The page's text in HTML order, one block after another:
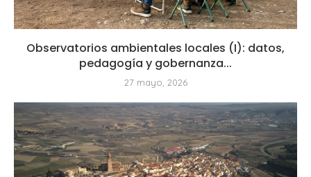
Observatorios ambientales locales (I): datos,
pedagogía y gobernanza...
27 mayo, 2026